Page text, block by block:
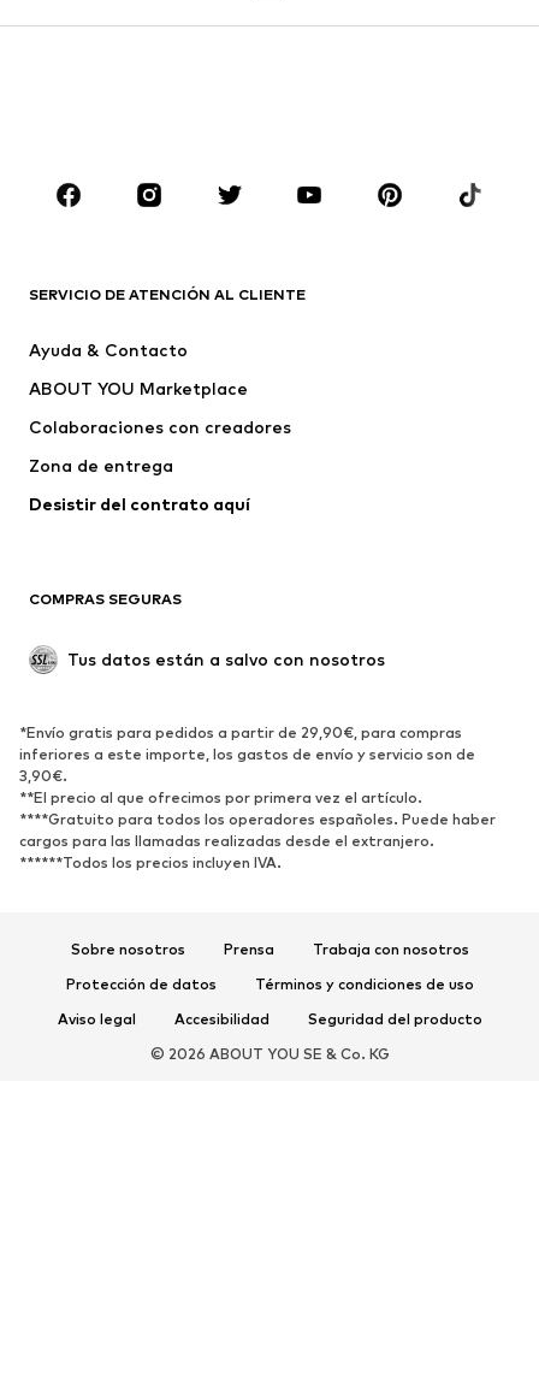
Faldas
Blusas y camisas
Zapatos
Deporte
Vestidos
Camisetas y tops
Chaquetas
Jerséis y punto
Ropa interior
Abrigos
Tallas grandes
Reciclado
ZAPATOS
Nuevo
Zapatillas de deporte
Botines
Zapatos de tacón y plataforma Botas
Zapatillas de casa
Exclusivo
SERVICIO DE ATENCIÓN AL CLIENTE
Ayuda & Contacto
ABOUT YOU Marketplace
Colaboraciones con creadores
Zona de entrega
Desistir del contrato aquí
COMPRAS SEGURAS
Tus datos están a salvo con nosotros
*Envío gratis para pedidos a partir de 29,90€, para compras
inferiores a este importe, los gastos de envío y servicio son de
3,90€.
**El precio al que ofrecimos por primera vez el artículo.
****Gratuito para todos los operadores españoles. Puede haber
cargos para las llamadas realizadas desde el extranjero.
******Todos los precios incluyen IVA.
Sobre nosotros Prensa
Trabaja con nosotros
Protección de datos
Términos y condiciones de uso
Aviso legal
Accesibilidad
Seguridad del producto
© 2026 ABOUT YOU SE & Co. KG